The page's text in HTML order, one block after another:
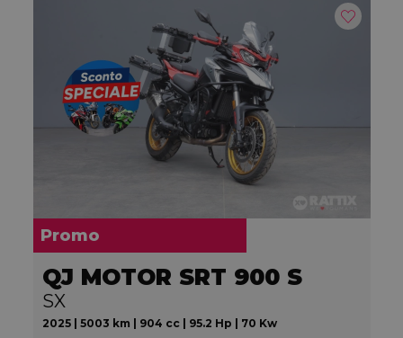
Promo
QJ MOTOR SRT 900 S
SX
2025 | 5003 km | 904 cc | 95.2 Hp | 70 Kw